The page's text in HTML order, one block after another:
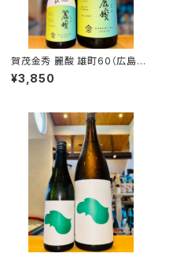
賀茂金秀 麗酸 雄町60（広島限
定）1800ml１本（金光酒造・広
島県東広島市黒瀬町）
¥3,850